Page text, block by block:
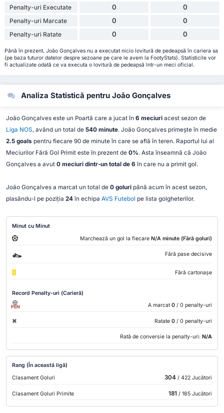
Penalty-uri Executate 0 0
Penalty-uri Marcate 0 0
Penalty-uri Ratate 0 0
Până în prezent, João Gonçalves nu a executat nicio lovitură de pedeapsă în cariera sa
(pe baza tuturor datelor despre sezoane pe care le avem la FootyStats). Statisticile vor
fi actualizate odată ce va executa o lovitură de pedeapsă într-un meci oficial.
Analiza Statistică pentru João Gonçalves
João Gonçalves este un Poartă care a jucat în 6 meciuriacest sezon de
Liga NOS, având un total de 540 minute. João Gonçalves primește în medie
2.5 goals pentru fiecare 90 de minute în care se află în teren. Raportul lui al
Meciurilor Fără Gol Primit este în prezent de 0%. Asta înseamnă că João
Gonçalves a avut 0 meciuri dintr-un total de 6 în care nu a primit gol.
João Gonçalves a marcat un total de 0 goluripână acum în acest sezon,
plasându-l pe poziția 24în echipa AVS Futebol pe lista golgheterilor.
Minut cu Minut
Marchează un gol la fiecare N/A minute (Fără goluri)
Fără pase decisive
Fără cartonașe
Record Penalty-uri (Carieră)
PEN A marcat 0 / 0 penalty-uri
Ratate 0 / 0 penalty-uri
Rată de conversie la penalty-uri: N/A
Rang (În această ligă)
Clasament Goluri
304/ 422 Jucători
Clasament Goluri Primite 181 / 185 Jucători